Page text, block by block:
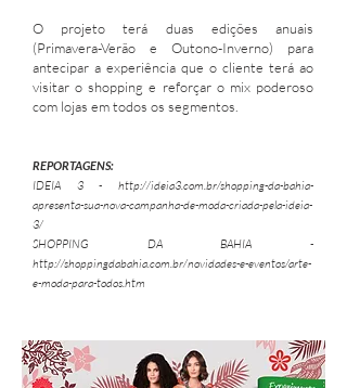
O projeto terá duas edições anuais
(Primavera-Verão e Outono-Inverno) para
antecipar a experiência que o cliente terá ao
visitar o shopping e reforçar o mix poderoso
com lojas em todos os segmentos.
REPORTAGENS:
IDEIA 3 - http://ideia3.com.br/shopping-da-bahia-
apresenta-sua-nova-campanha-de-moda-criada-pela-ideia-
3/
SHOPPING DA BAHIA -
http://shoppingdabahia.com.br/novidades-e-eventos/arte-
e-moda-para-todos.htm